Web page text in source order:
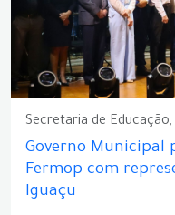
Secretaria de
Governo Municipal
Fermop com
Iguaçu